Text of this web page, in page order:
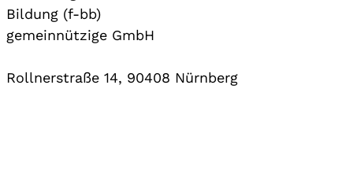
Bildung (f-bb)
gemeinnützige GmbH
Rollnerstraße 14, 90408 Nürnberg